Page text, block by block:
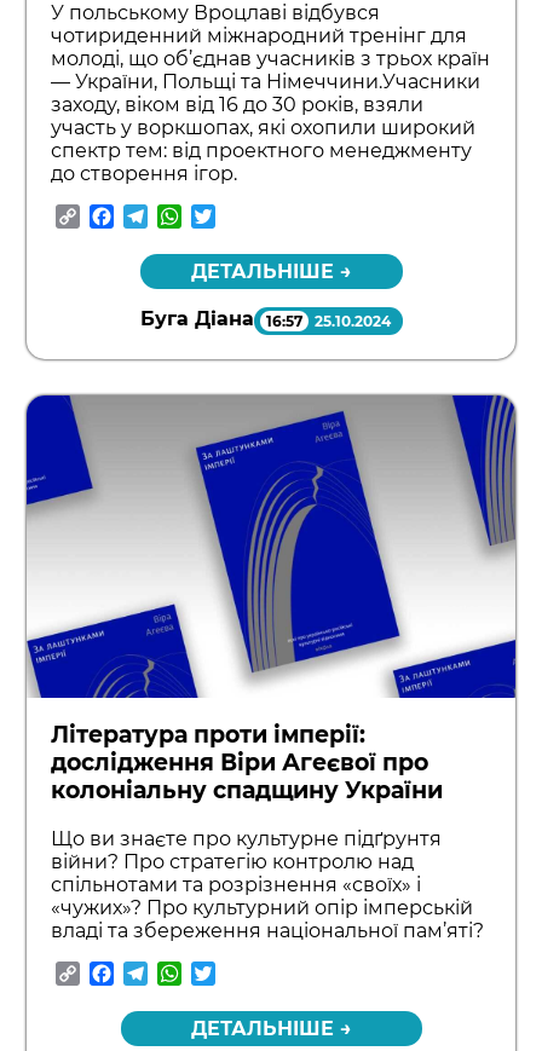
У польському Вроцлаві відбувся
чотириденний міжнародний тренінг для
молоді, що об’єднав учасників з трьох країн
— України, Польщі та Німеччини.Учасники
заходу, віком від 16 до 30 років, взяли
участь у воркшопах, які охопили широкий
спектр тем: від проектного менеджменту
до створення ігор.
CopyFacebook
TelegramWhatsApp
ДЕТАЛЬНІШЕ →
Буга Діана 16:57 25.10.2024
Література проти імперії:
дослідження Віри Агеєвої про
колоніальну спадщину України
Що ви знаєте про культурне підґрунтя
війни? Про стратегію контролю над
спільнотами та розрізнення «своїх» і
«чужих»? Про культурний опір імперській
владі та збереження національної пам’яті?
CopyFacebook
TelegramWhatsApp
ДЕТАЛЬНІШЕ →